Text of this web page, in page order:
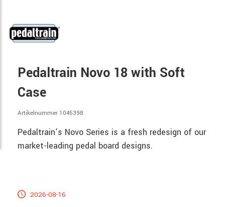
Pedaltrain Novo 18 with Soft
Case
Artikelnummer 1045398
Pedaltrain’s Novo Series is a fresh redesign of our
market-leading pedal board designs.
2026-08-16